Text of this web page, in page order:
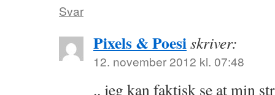
Svar
Pixels & Poesiskriver:
12. november 2012 kl. 07:48
.. jeg kan faktisk se at min